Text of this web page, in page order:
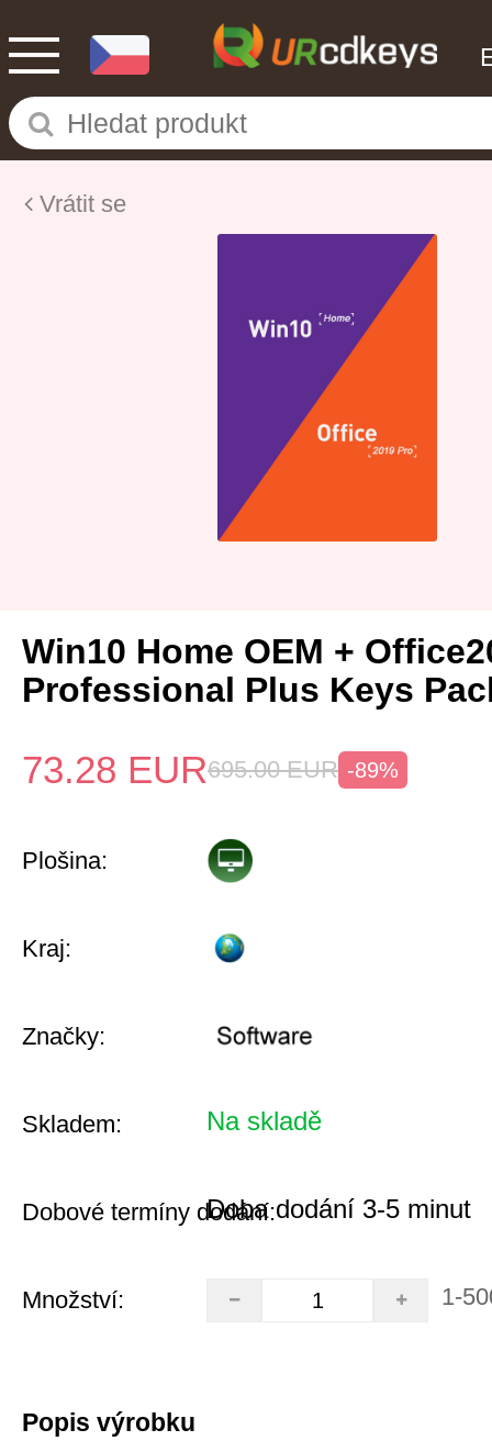
Vrátit se
Win10 Home OEM +
Professional Plus Keys
73.28 EUR695.00 EUR -89%
Plošina:
Kraj:
Značky:
Skladem: Na skladě
Dobové termíny dodání:Doba dodání 3-5 minut
Množství: 1-
Popis výrobku